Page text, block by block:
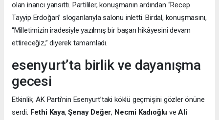
olan inancı yansıttı. Partililer, konuşmanın ardından “Recep
Tayyip Erdoğan” sloganlarıyla salonu inletti. Birdal, konuşmasını,
“Milletimizin iradesiyle yazılmış bir başarı hikâyesini devam
ettireceğiz,” diyerek tamamladı.
esenyurt’ta birlik ve dayanışma
gecesi
Etkinlik, AK Parti’nin Esenyurt’taki köklü geçmişini gözler önüne
serdi. Fethi Kaya,Şenay Değer, Necmi Kadıoğlu veAli